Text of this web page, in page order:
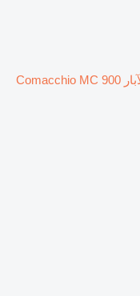
وحدة حفر الآبار Comacchio MC 900